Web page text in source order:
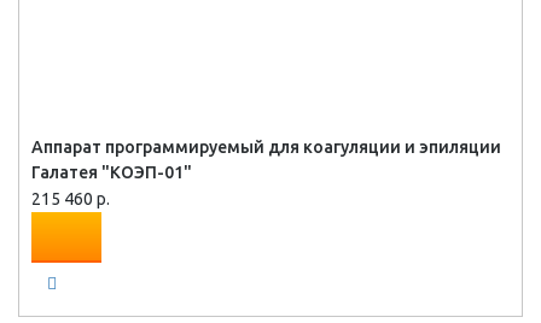
Аппарат программируемый для коагуляции и эпиляции
Галатея "КОЭП-01"
215 460 р.